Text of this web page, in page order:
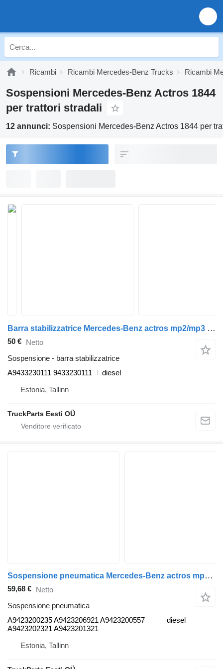
Ricambi Ricambi Mercedes-Benz Trucks Ricambi
Sospensioni Mercedes-Benz Actros 1844
per trattori stradali
12 annunci: Sospensioni Mercedes-Benz Actros 1844 per
Barra stabilizzatrice Mercedes-Benz actros mp2/mp3 1844 (01.02-) A9433230111 per trattore stradale Mercedes-Benz Actros, Axor MP1, MP2, MP3 (1996-2014)
50 € Netto
Sospensione - barra stabilizzatrice
A9433230111 9433230111
diesel
Estonia, Tallinn
TruckParts Eesti OÜ
Sospensione pneumatica Mercedes-Benz actros mp2/mp3 1844 (01.02-) A9423200235 per trattore stradale Mercedes-Benz Actros, Axor MP1, MP2, MP3 (1996-2014)
59,68 € Netto
Sospensione pneumatica
A9423200235 A9423206921 A9423200557
A9423202321 A9423201321
diesel
Estonia, Tallinn